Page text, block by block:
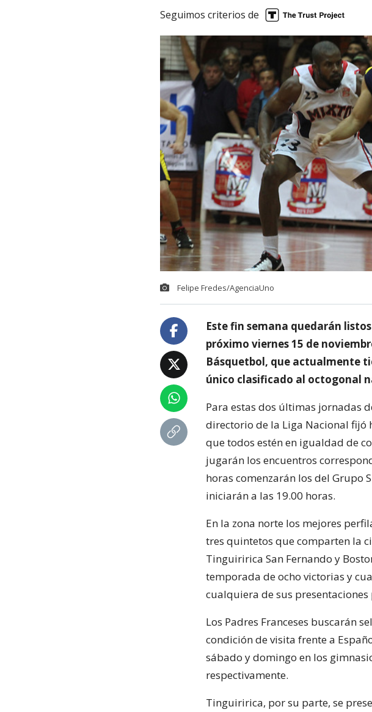
Seguimos criterios de
Felipe Fredes/AgenciaUno
Este fin semana quedarán
próximo viernes 15 de
Básquetbol, que actualmente
único clasificado al octogonal
Para estas dos últimas jornadas
directorio de la Liga Nacional fijó
que todos estén en igualdad de
jugarán los encuentros
horas comenzarán los del Grupo
iniciarán a las 19.00 horas.
En la zona norte los mejores
tres quintetos que comparten la
Tinguiririca San Fernando y
temporada de ocho victorias y
cualquiera de sus
Los Padres Franceses buscarán
condición de visita frente a
sábado y domingo en los
respectivamente.
Tinguiririca, por su parte, se